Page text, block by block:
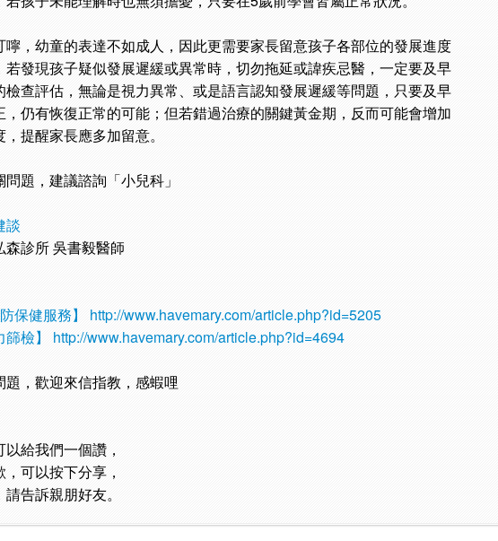
嚀，幼童的表達不如成人，因此更需要家長留意孩子各部位的發展進度
若發現孩子疑似發展遲緩或異常時，切勿拖延或諱疾忌醫，一定要及早
檢查評估，無論是視力異常、或是語言認知發展遲緩等問題，只要及早
，仍有恢復正常的可能；但若錯過治療的關鍵黃金期，反而可能會增加
提醒家長應多加留意。
題，建議諮詢「小兒科」
談
森診所 吳書毅醫師
保健服務】
http://www.havemary.com/article.php?id=5205
檢】
http://www.havemary.com/article.php?id=4694
題，歡迎來信指教，感蝦哩
給我們一個讚，
可以按下分享，
告訴親朋好友。